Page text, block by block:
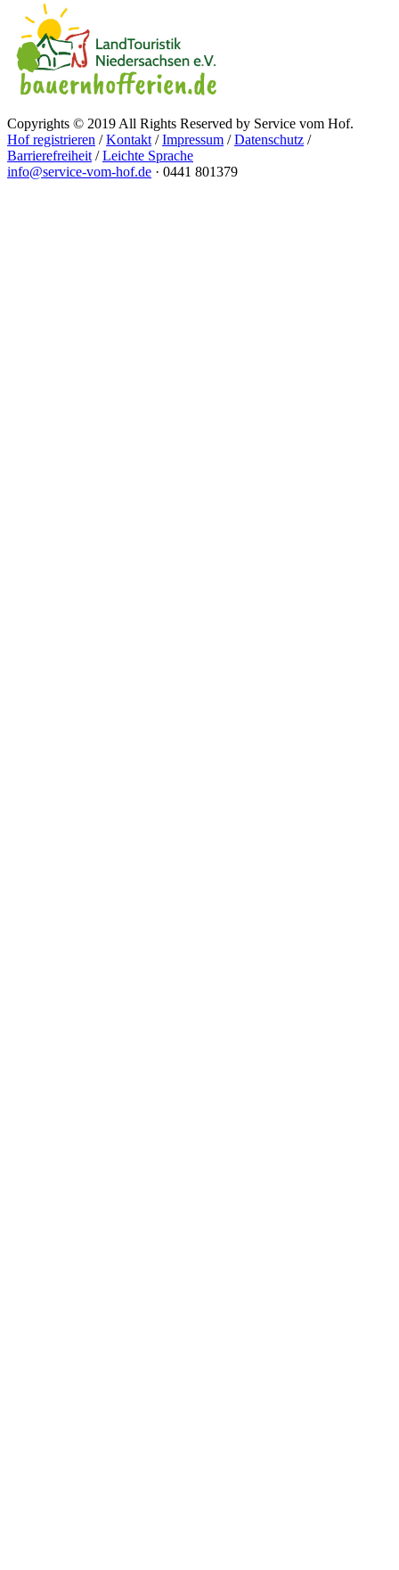
Copyrights © 2019 All Rights Reserved by Service vom Hof.
Hof registrieren /Kontakt /Impressum /Datenschutz /
Barrierefreiheit /Leichte Sprache
info@service-vom-hof.de · 0441 801379